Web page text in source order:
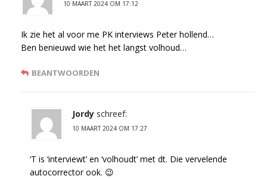
10 MAART 2024 OM 17:12
Ik zie het al voor me PK interviews Peter hollend…
Ben benieuwd wie het het langst volhoud…
BEANTWOORDEN
Jordy schreef:
10 MAART 2024 OM 17:27
‘T is ‘interviewt’ en ‘volhoudt’ met dt. Die vervelende
autocorrector ook. 😉